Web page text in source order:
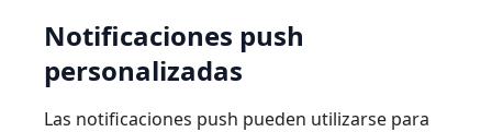
Notiﬁcaciones push
personalizadas
Las notiﬁcaciones push pueden utilizarse para